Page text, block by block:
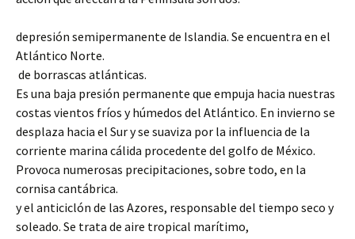
depresión semipermanente de Islandia. Se encuentra en el
Atlántico Norte.
de borrascas atlánticas.
Es una baja presión permanente que empuja hacia nuestras
costas vientos fríos y húmedos del Atlántico. En invierno se
desplaza hacia el Sur y se suaviza por la influencia de la
corriente marina cálida procedente del golfo de México.
Provoca numerosas precipitaciones, sobre todo, en la
cornisa cantábrica.
y el anticiclón de las Azores, responsable del tiempo seco y
soleado. Se trata de aire tropical marítimo,